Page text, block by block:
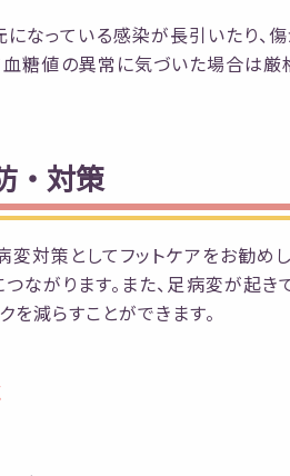
なっている感染が長引いたり、傷
血糖値の異常に気づいた場合は
・対策
対策としてフットケアをお勧めし
がります。また、足病変が起き
減らすことができます。